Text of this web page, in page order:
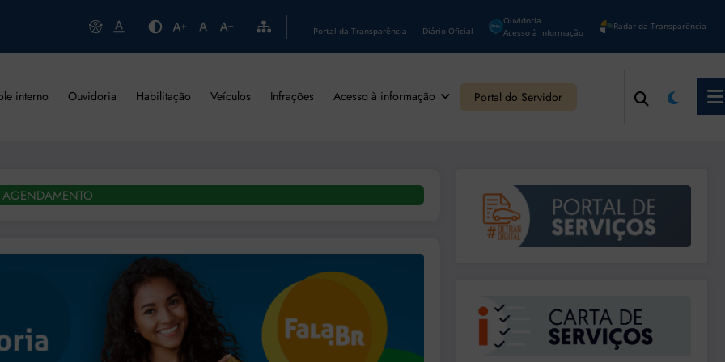
Portal da Transparência Diário Oficial
Ouvidoria
Acesso à Informação
Radar da Transparência
interno Ouvidoria Habilitação Veículos Infrações Acesso à informação Portal do Servidor
AGENDAMENTO